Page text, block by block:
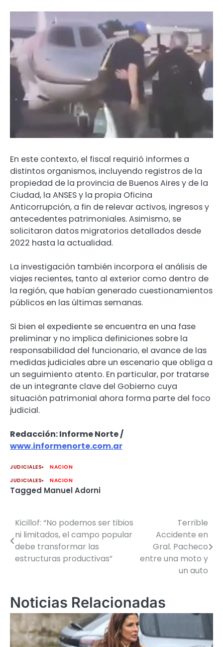
En este contexto, el fiscal requirió informes a
distintos organismos, incluyendo registros de la
propiedad de la provincia de Buenos Aires y de la
Ciudad, la ANSES y la propia Oficina
Anticorrupción, a fin de relevar activos, ingresos y
antecedentes patrimoniales. Asimismo, se
solicitaron datos migratorios detallados desde
2022 hasta la actualidad.
La investigación también incorpora el análisis de
viajes recientes, tanto al exterior como dentro de
la región, que habían generado cuestionamientos
públicos en las últimas semanas.
Si bien el expediente se encuentra en una fase
preliminar y no implica definiciones sobre la
responsabilidad del funcionario, el avance de las
medidas judiciales abre un escenario que obliga a
un seguimiento atento. En particular, por tratarse
de un integrante clave del Gobierno cuya
situación patrimonial ahora forma parte del foco
judicial.
Redacción: Informe Norte /
www.informenorte.com.ar
JUDICIALES
NACION
JUDICIALES
NACION
Tagged Manuel Adorni
Navegación
de
entradas
Kicillof: “No podemos ser tibios
ni limitados, el campo popular
debe transformar las
estructuras productivas”
Terrible
Accidente en
Gral. Pacheco
entre una moto y
un auto
Noticias Relacionadas